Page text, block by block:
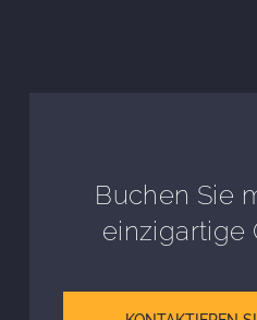
Buchen Sie
einzigartige